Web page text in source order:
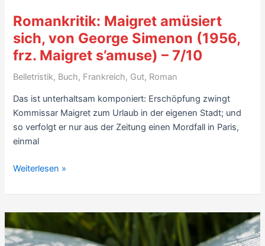
Romankritik: Maigret amüsiert
sich, von George Simenon (1956,
frz. Maigret s’amuse) – 7/10
Belletristik, Buch, Frankreich, Gut, Roman
Das ist unterhaltsam komponiert: Erschöpfung zwingt
Kommissar Maigret zum Urlaub in der eigenen Stadt; und
so verfolgt er nur aus der Zeitung einen Mordfall in Paris,
einmal
Romankritik:
amüsiert
sich,
von
George
Weiterlesen »